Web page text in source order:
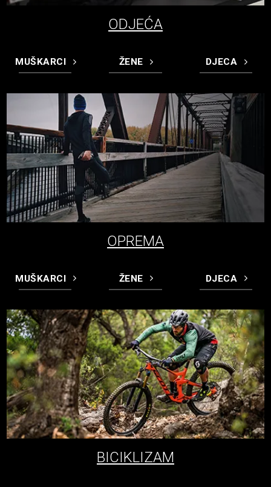
ODJEĆA
MUŠKARCI ŽENE DJECA
OPREMA
MUŠKARCI ŽENE DJECA
BICIKLIZAM